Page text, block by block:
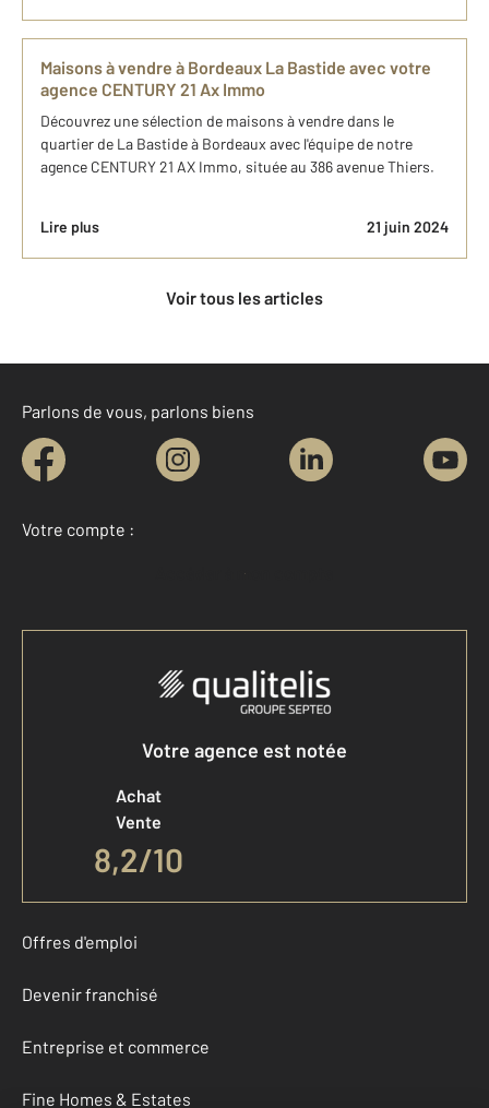
Maisons à vendre à Bordeaux La Bastide avec votre
agence CENTURY 21 Ax Immo
Découvrez une sélection de maisons à vendre dans le
quartier de La Bastide à Bordeaux avec l'équipe de notre
agence CENTURY 21 AX Immo, située au 386 avenue Thiers.
Lire plus 21 juin 2024
Voir tous les articles
Parlons de vous, parlons biens
Votre compte :
Accéder à mon compte
Votre agence est notée
Achat
Vente
8,2/10
Offres d'emploi
Devenir franchisé
Entreprise et commerce
Fine Homes & Estates